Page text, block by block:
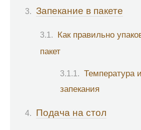
Запекание в пакете
Как правильно
пакет
Температура
запекания
Подача на стол